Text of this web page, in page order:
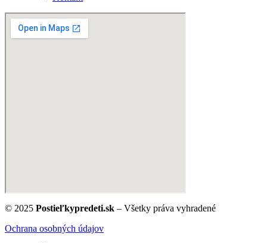
© 2025 Postieľkypredeti.sk – Všetky práva vyhradené
Ochrana osobných údajov